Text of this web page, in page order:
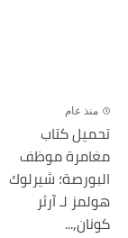
منذ عام
تحميل كتاب
مغامرة موظف
البورصة؛ شيرلوك
هولمز لـ آرثر
كونان,...